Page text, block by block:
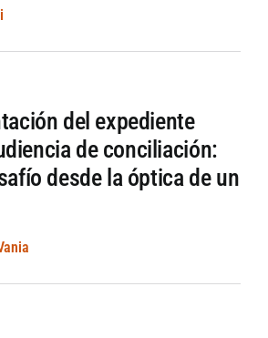
del expediente
de conciliación:
desde la óptica de un